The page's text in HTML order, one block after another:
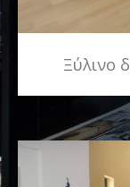
Ξύλινο